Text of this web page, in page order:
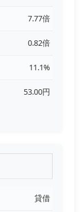
7.77倍
0.82倍
11.1%
53.00円
貸借